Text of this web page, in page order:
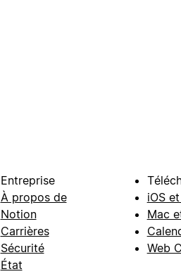
Entreprise
À propos de
Notion
Carrières
Sécurité
État
iOS
Mac
Web